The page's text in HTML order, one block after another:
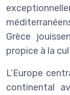
Grèce
propice à la
L’Europe
continental